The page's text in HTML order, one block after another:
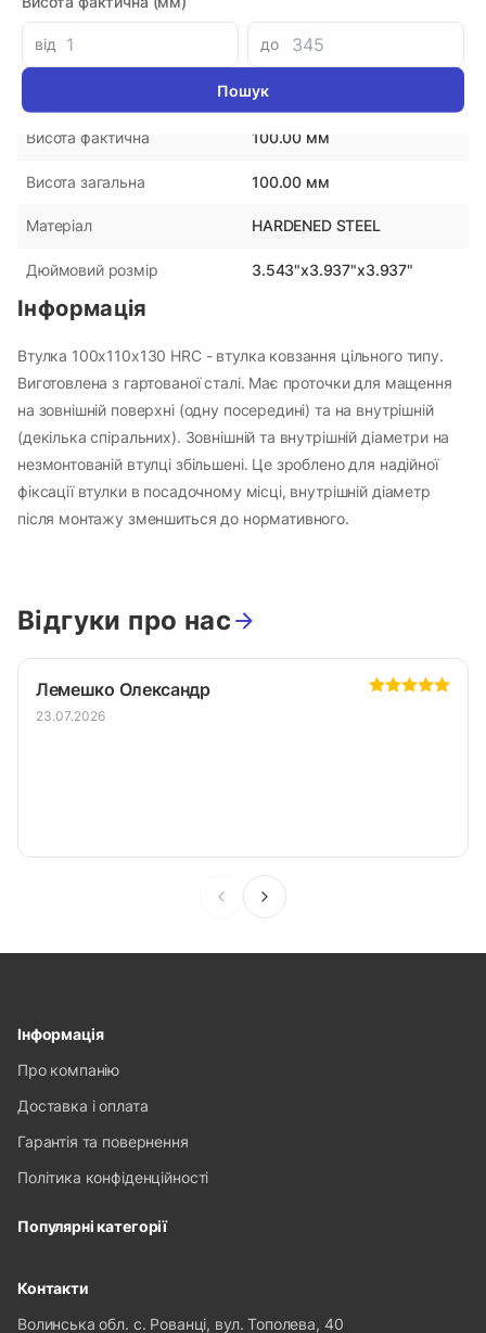
від до
Країна-виробник
Внутрішній діаметр 90.00 мм
100.00 мм
Висота фактична 100.00 мм
Висота загальна 100.00 мм
Матеріал HARDENED STEEL
Дюймовий розмір 3.543"x3.937"x3.937"
Інформація
Втулка 100х110х130 HRC - втулка ковзання цільного типу.
Виготовлена з гартованої сталі. Має проточки для мащення
на зовнішній поверхні (одну посередині) та на внутрішній
(декілька спіральних). Зовнішній та внутрішній діаметри на
незмонтованій втулці збільшені. Це зроблено для надійної
фіксації втулки в посадочному місці, внутрішній діаметр
після монтажу зменшиться до нормативного.
Відгуки про нас
Лемешко Олександр
23.07.2026
Інформація
Про компанію
Доставка і оплата
Гарантія та повернення
Політика конфіденційності
Популярні категорії
Контакти
Волинська обл. с. Рованці, вул. Тополева, 40